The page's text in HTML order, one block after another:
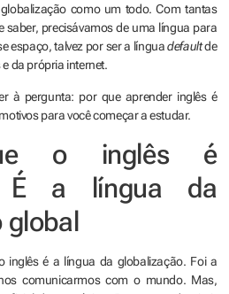
como um todo. Com tantas
saber, precisávamos de uma língua para
espaço, talvez por ser a línguadefaultde
da própria internet.
à pergunta: por que aprender inglês é
para você começar a estudar.
o inglês é
É a língua da
global
inglês é a língua da globalização. Foi a
comunicarmos com o mundo. Mas,